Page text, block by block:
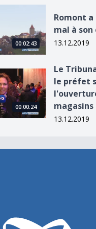
00:02:43
Romont
mal à son
13.12.2019
le préfet sur
00:00:24
Le
le préfet
magasins
13.12.2019